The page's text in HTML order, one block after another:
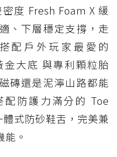
度 Fresh Foam X 緩
、下層穩定支撐，走
配戶外玩家最愛的
金大底 與專利顆粒胎
磚還是泥濘山路都能
防護力滿分的 Toe
式防砂鞋舌，完美兼
。